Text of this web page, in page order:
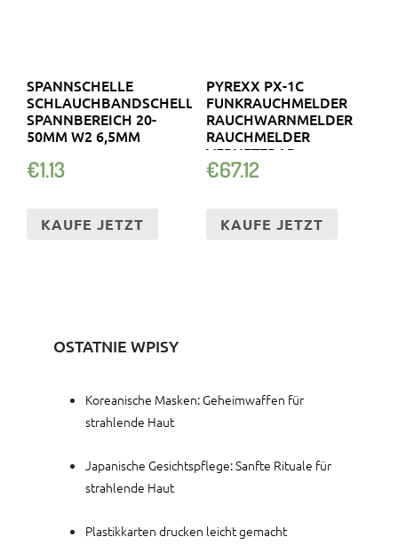
SPANNSCHELLE
SCHLAUCHBANDSCHELLE
SPANNBEREICH 20-
50MM W2 6,5MM
€1.13
KAUFE JETZT
PYREXX PX-1C
FUNKRAUCHMELDER
RAUCHWARNMELDER
RAUCHMELDER
VERNETZBAR
€67.12
KAUFE JETZT
OSTATNIE WPISY
Koreanische Masken: Geheimwaffen für
strahlende Haut
Japanische Gesichtspflege: Sanfte Rituale für
strahlende Haut
Plastikkarten drucken leicht gemacht